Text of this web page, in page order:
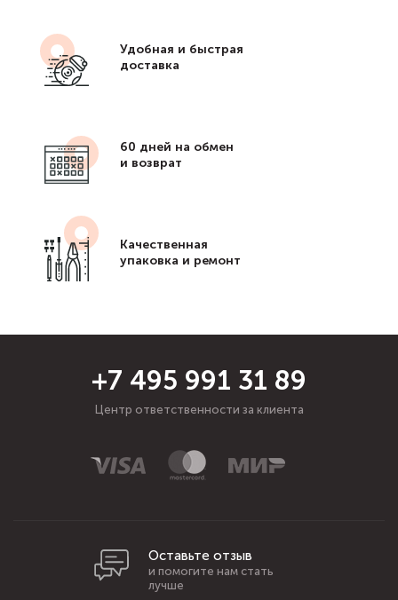
Удобная и быстрая
доставка
60 дней на обмен
и возврат
Качественная
упаковка и ремонт
+7 495 991 31 89
Центр ответственности за клиента
Оставьте отзыв
и помогите нам стать
лучше